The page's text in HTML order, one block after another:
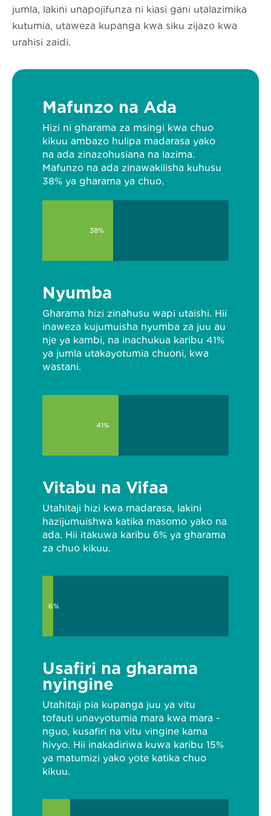
jumla, lakini unapojifunza ni kiasi gani utalazimika
kutumia, utaweza kupanga kwa siku zijazo kwa
urahisi zaidi.
Mafunzo na Ada
Hizi ni gharama za msingi kwa chuo
kikuu ambazo hulipa madarasa yako
na ada zinazohusiana na lazima.
Mafunzo na ada zinawakilisha kuhusu
38% ya gharama ya chuo.
38%
Nyumba
Gharama hizi zinahusu wapi utaishi. Hii
inaweza kujumuisha nyumba za juu au
nje ya kambi, na inachukua karibu 41%
ya jumla utakayotumia chuoni, kwa
wastani.
41%
Vitabu na Vifaa
Utahitaji hizi kwa madarasa, lakini
hazijumuishwa katika masomo yako na
ada. Hii itakuwa karibu 6% ya gharama
za chuo kikuu.
6%
Usafiri na gharama
nyingine
Utahitaji pia kupanga juu ya vitu
tofauti unavyotumia mara kwa mara -
nguo, kusafiri na vitu vingine kama
hivyo. Hii inakadiriwa kuwa karibu 15%
ya matumizi yako yote katika chuo
kikuu.